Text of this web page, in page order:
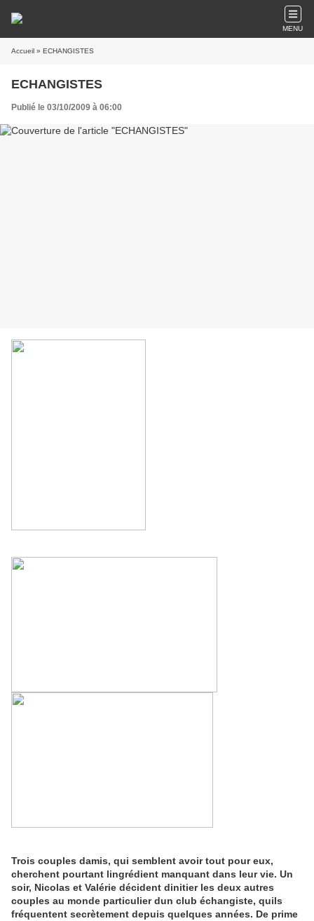
MENU
Accueil » ECHANGISTES
ECHANGISTES
Publié le 03/10/2009 à 06:00
Trois couples damis, qui semblent avoir tout pour eux,
cherchent pourtant lingrédient manquant dans leur vie. Un
soir, Nicolas et Valérie décident dinitier les deux autres
couples au monde particulier dun club échangiste, quils
fréquentent secrètement depuis quelques années. De prime